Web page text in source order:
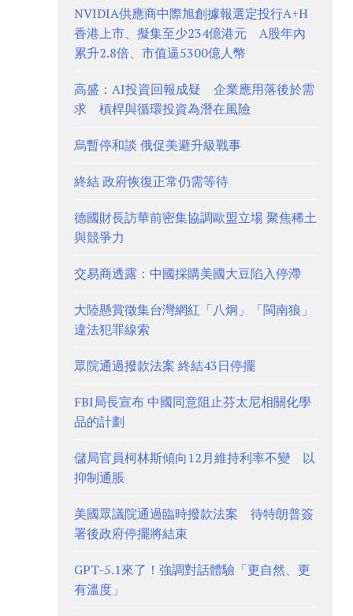
NVIDIA供應商中際旭創據報選定投行A+H
香港上市、擬集至少234億港元 A股年內
累升2.8倍、市值逼5300億人幣
高盛：AI投資回報成疑 企業應用落後於需
求 槓桿與循環投資為潛在風險
烏暫停和談 俄促美避升級戰事
終結 政府恢復正常仍需等待
德國財長訪華前密集協調歐盟立場 聚焦稀土
與競爭力
交易商透露：中國採購美國大豆陷入停滯
大陸懸賞徵集台灣網紅「八炯」「閩南狼」
違法犯罪線索
眾院通過撥款法案 終結43日停擺
FBI局長宣布 中國同意阻止芬太尼相關化學
品的計劃
儲局官員柯林斯傾向12月維持利率不變 以
抑制通脹
美國眾議院通過臨時撥款法案 待特朗普簽
署後政府停擺將結束
GPT-5.1來了！強調對話體驗「更自然、更
有溫度」